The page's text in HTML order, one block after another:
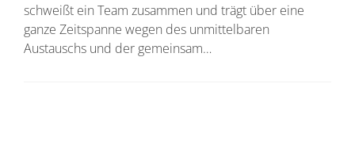
schweißt ein Team zusammen und trägt über eine
ganze Zeitspanne wegen des unmittelbaren
Austauschs und der gemeinsam…